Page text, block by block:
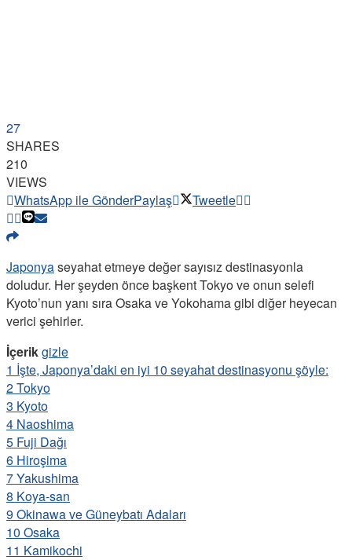
27
SHARES
210
VIEWS
WhatsApp ile GönderPaylaş Tweetle
Japonyaseyahat etmeye değer sayısız destinasyonla
doludur. Her şeyden önce başkent Tokyo ve onun selefi
Kyoto’nun yanı sıra Osaka ve Yokohama gibi diğer heyecan
verici şehirler.
İçerikgizle
1 İşte, Japonya’daki en iyi 10 seyahat destinasyonu şöyle:
2Tokyo
3 Kyoto
4 Naoshima
5 Fuji Dağı
6 Hiroşima
7Yakushima
8 Koya-san
9 Okinawa ve Güneybatı Adaları
10 Osaka
11 Kamikochi